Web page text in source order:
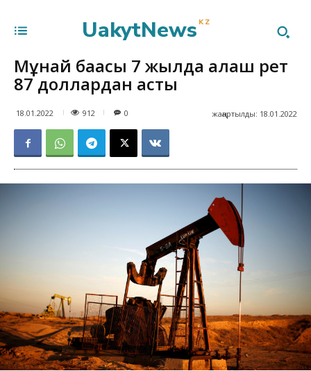
UakytNews KZ
Мұнай бағасы 7 жылда алғаш рет
87 доллардан асты
18.01.2022 912 жаңартылды: 18.01.2022
0